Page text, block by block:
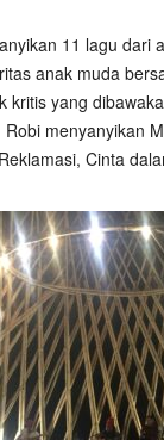
11 lagu dari
anak muda
kritis yang
Robi menyanyikan
Cinta